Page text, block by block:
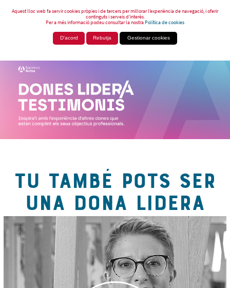
Aquest lloc web fa servir cookies pròpies i de tercers per millorar l’experiència de navegació, i oferir
continguts i serveis d’interès.
Per a més informació podeu consultar la nostraPolítica de cookies
D'acord Rebutja Gestionar cookies
TU TAMBÉ POTS SER
UNA DONA LIDERA